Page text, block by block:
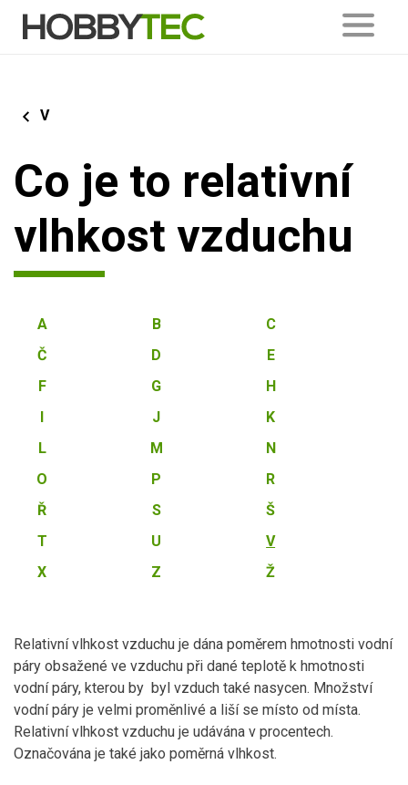
V
Co je to relativní
vlhkost vzduchu
A B
C
Č
D
E
F
G
H
I
J
K
L
M
N
O
P
R
Ř
S
Š
T
U
V
X
Z Ž
Relativní vlhkost vzduchu je dána poměrem hmotnosti vodní
páry obsažené ve vzduchu při dané teplotě k hmotnosti
vodní páry, kterou by byl vzduch také nasycen. Množství
vodní páry je velmi proměnlivé a liší se místo od místa.
Relativní vlhkost vzduchu je udávána v procentech.
Označována je také jako poměrná vlhkost.